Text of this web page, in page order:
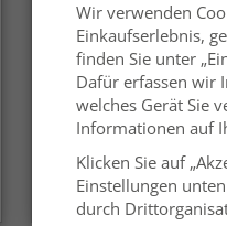
Wilton-Teppich - Denizli
SFr. 39.99 SFr. 53.99
Wir verwenden
Einkaufserlebnis,
finden Sie unter
Dafür erfassen wir
welches Gerät Sie
Informationen auf
Klicken Sie auf
Einstellungen
durch